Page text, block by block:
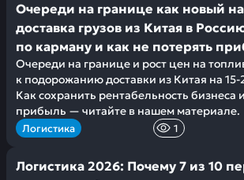
Очереди на границе как новый
доставка грузов из Китая в
по карману и как не потерять
Очереди на границе и рост цен на
к подорожанию доставки из Китая на 15-
Как сохранить рентабельность бизнеса
прибыль — читайте в нашем материале.
Логистика 1
Логистика 2026: Почему 7 из 10